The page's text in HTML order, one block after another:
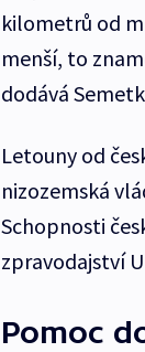
kilometrů od
menší, to
dodává
Letouny od
nizozemská
Schopnosti
zpravodajství
Pomoc